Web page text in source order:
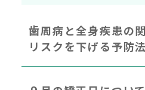
歯周病と全身疾患の
リスクを下げる予防